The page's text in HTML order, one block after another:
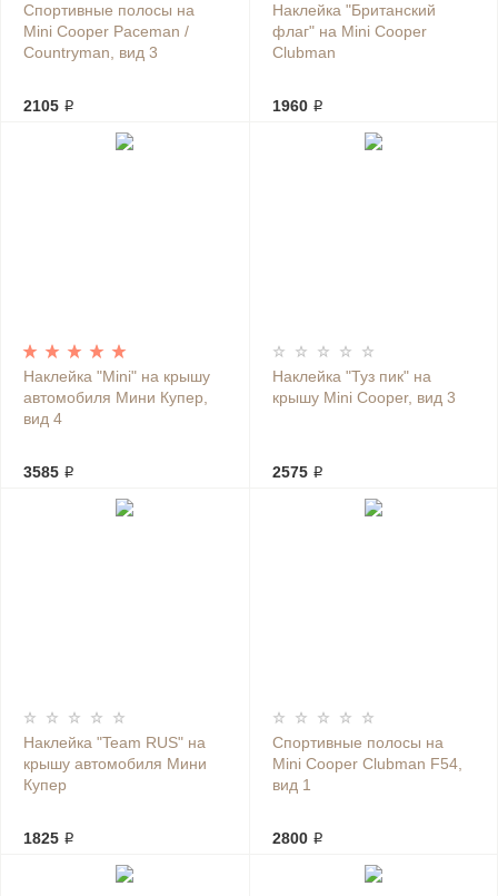
Спортивные полосы на
Mini Cooper Paceman /
Countryman, вид 3
2105 ₽
Наклейка "Британский
флаг" на Mini Cooper
Clubman
1960 ₽
Наклейка "Mini" на крышу
автомобиля Мини Купер,
вид 4
3585 ₽
Наклейка "Туз пик" на
крышу Mini Cooper, вид 3
2575 ₽
Наклейка "Team RUS" на
крышу автомобиля Мини
Купер
1825 ₽
Спортивные полосы на
Mini Cooper Clubman F54,
вид 1
2800 ₽